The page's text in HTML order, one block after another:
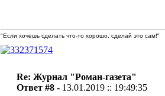
"Если хочешь сделать что-то хорошо, сделай это сам!"
Re: Журнал "Роман-газета"
Ответ #8 - 13.01.2019 :: 19:49:35